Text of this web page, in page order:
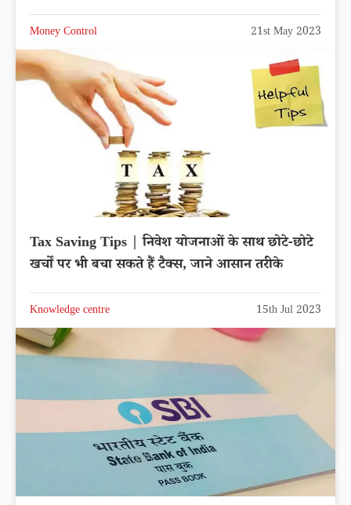
Money Control 21st May 2023
Tax Saving Tips | निवेश योजनाओं के साथ छोटे-छोटे
खर्चों पर भी बचा सकते हैं टैक्स, जाने आसान तरीके
Knowledge centre 15th Jul 2023